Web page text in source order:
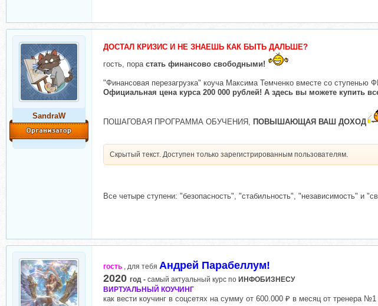
SandraW
ДОСТАЛ КРИЗИС И НЕ ЗНАЕШЬ КАК БЫТЬ ДАЛЬШЕ?
гость, пора стать финансово свободными!
"Финансовая перезагрузка" коуча Максима Темченко вместе со
Официальная цена курса 200 000 рублей! А здесь вы можете купить
ПОШАГОВАЯ ПРОГРАММА ОБУЧЕНИЯ, ПОВЫШАЮЩАЯ ВАШ ДОХОД
Скрытый текст. Доступен только зарегистрированным пользователям.
Все четыре ступени: "безопасность", "стабильность", "независимость" и
гость , для тебя Андрей Парабеллум!
2020 год - самый актуальный курс по ИНФОБИЗНЕСУ
ВИРТУАЛЬНЫЙ КОУЧИНГ
как вести коучинг в соцсетях на сумму от 600.000 ₽ в месяц от тренера